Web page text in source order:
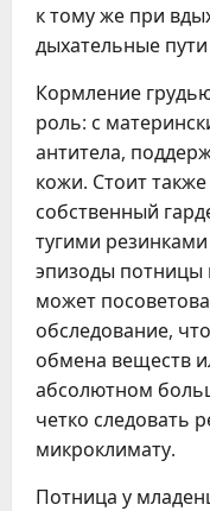
к тому же при
дыхательные
Кормление
роль: с
антитела,
кожи. Стоит
собственный
тугими
эпизоды потницы
может
обследование,
обмена веществ
абсолютном
четко следовать
микроклимату.
Потница у